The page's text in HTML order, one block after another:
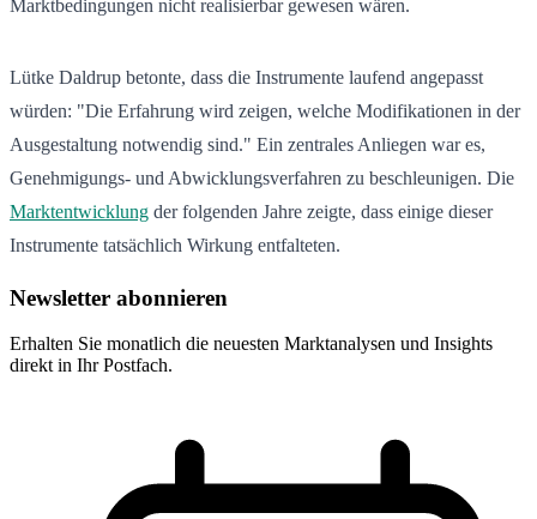
Marktbedingungen nicht realisierbar gewesen wären.
Lütke Daldrup betonte, dass die Instrumente laufend angepasst
würden: "Die Erfahrung wird zeigen, welche Modifikationen in der
Ausgestaltung notwendig sind." Ein zentrales Anliegen war es,
Genehmigungs- und Abwicklungsverfahren zu beschleunigen. Die
Marktentwicklung der folgenden Jahre zeigte, dass einige dieser
Instrumente tatsächlich Wirkung entfalteten.
Newsletter abonnieren
Erhalten Sie monatlich die neuesten Marktanalysen und Insights
direkt in Ihr Postfach.